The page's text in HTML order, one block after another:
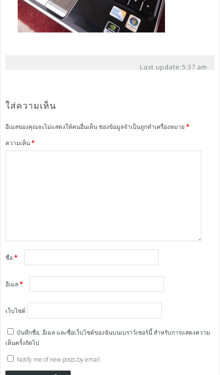
Last update:5:37 am
ใส่ความเห็น
อีเมลของคุณจะไม่แสดงให้คนอื่นเห็นช่องข้อมูลจำเป็นถูกทำเครื่องหมาย *
ความเห็น*
ชื่อ*
อีเมล*
เว็บไซต์
บันทึกชื่อ, อีเมล และชื่อเว็บไซต์ของฉันบนเบราว์เซอร์นี้ สำหรับการแสดงความ
เห็นครั้งถัดไป
Notify me of new posts by email.